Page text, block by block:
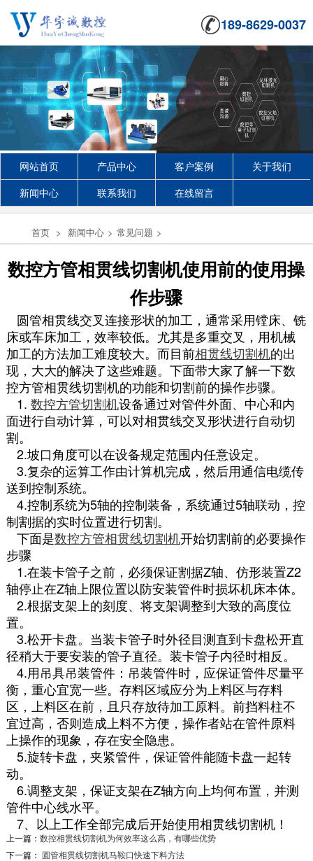
189-8629-0037
网站首页 产品中心 客户案例
关于我们
新闻中心
联系我们 在线留言
首页 > 新闻中心 > 常见问题 >
数控方管相贯线切割机使用前的使用操
作步骤
圆管相贯线交叉连接形状的加工，通常采用镗床、铣
床或车床加工，效率较低。尤其是多重交叉，用机械
加工的方法加工难度较大。而目前相贯线切割机的出
现，大大的解决了这些难题。下面带大家了解一下数
控方管相贯线切割机的功能和切割前的操作步骤。
1. 数控方管切割机设备通过对管件外面、中心和内
面进行自动计算，可以对相贯线交叉形状进行自动切
割。
2.坡口角度可以在设备规定范围内任意设定。
3.复杂的运算工作由计算机完成，然后用通信电缆传
送到控制系统。
4.控制系统为5轴的控制装备，系统通过5轴联动，控
制割据的实时位置进行切割。
下面是数控方管相贯线切割机开始切割前的必要操作
步骤
1.在装卡管子之前，必须保证割据Z轴、仿形装置Z2
轴停止在Z轴上限位置以防安装管件时损坏机床本体。
2.根据支架上的刻度、将支架调整到大致的高度位
置。
3.松开卡盘。当装卡管子时外径目测直到卡盘松开直
径稍大于要安装的管子直径。装卡管子内径时相反。
4.用吊具吊装管件：吊装管件时，应保证管件尽量平
衡，重心宜宽一些。存料区域应分为上料区与存料
区，上料区在前，且只存放待加工原料。前挡料柱不
宜过高，否则造成上料不方便，操作者站在管件原料
上操作的现象，存在安全隐患。
5.旋转卡盘，夹紧管件，保证管件能随卡盘一起转
动。
6.调整支架，保证支架在Z轴方向上均何布置，并测
管件中心线水平。
7、以上工作全部完成后开始使用相贯线切割机！
上一篇： 数控相贯线切割机为何效率这么高，有哪些优势
下一篇： 圆管相贯线切割机马鞍口快速下料方法